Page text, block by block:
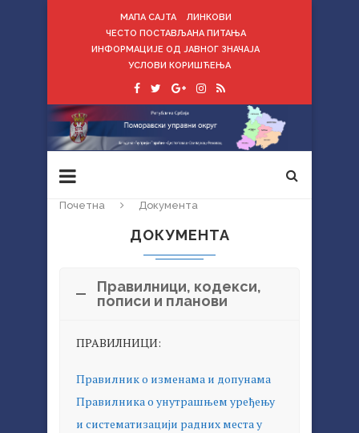
МАПА САЈТА
ЛИНКОВИ
ЧЕСТО ПОСТАВЉАНА ПИТАЊА
ИНФОРМАЦИЈЕ ОД ЈАВНОГ ЗНАЧАЈА
УСЛОВИ КОРИШЋЕЊА
Почетна Документа
ДОКУМЕНТА
Правилници, кодекси,
пописи и планови
ПРАВИЛНИЦИ:
Правилник о изменама и допунама
Правилника о унутрашњем уређењу
и систематизацији радних места у